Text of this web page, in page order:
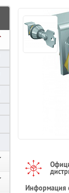
Информация